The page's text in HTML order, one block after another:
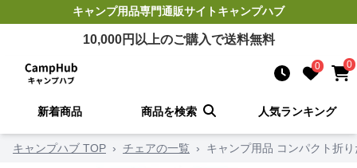
キャンプ用品専門通販サイトキャンプハブ
10,000円以上のご購入で送料無料
0 0
新着商品 商品を検索 人気ランキング
キャンプハブ TOP › チェアの一覧 › キャンプ用品 コンパクト折